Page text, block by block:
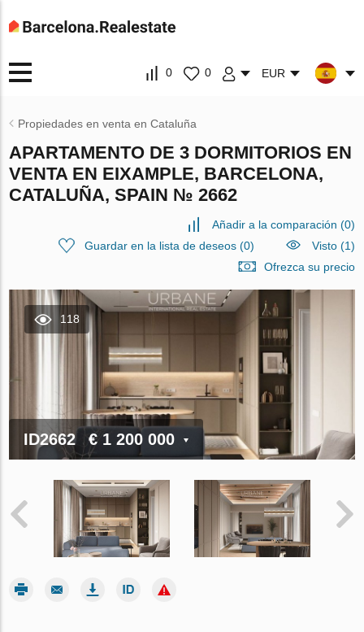
0 0 EUR
Propiedades en venta en Cataluña
APARTAMENTO DE 3 DORMITORIOS EN
VENTA EN EIXAMPLE, BARCELONA,
CATALUÑA, SPAIN № 2662
Añadir a la comparación (0)
Guardar en la lista de deseos(0)
Visto (1)
Ofrezca su precio
118
ID2662 € 1 200 000